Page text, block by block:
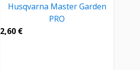
Husqvarna Master Garden
PRO
2,60 €